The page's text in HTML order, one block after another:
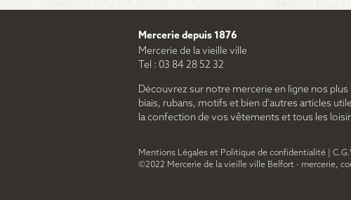
Mercerie depuis 1876
Mercerie de la vieille ville
Tel : 03 84 28 52 32
Découvrez sur notre mercerie en ligne nos
biais, rubans, motifs et bien d'autres articles
la confection de vos vêtements et tous les
Mentions Légales et Politique de confidentialité
©2022 Mercerie de la vieille ville Belfort - mercerie,